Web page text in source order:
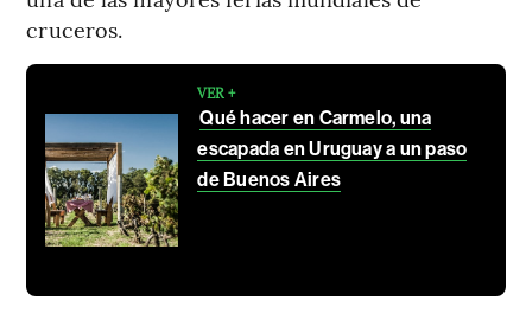
cruceros.
VER +
Qué hacer en Carmelo, una
escapada en Uruguay a un paso
de Buenos Aires